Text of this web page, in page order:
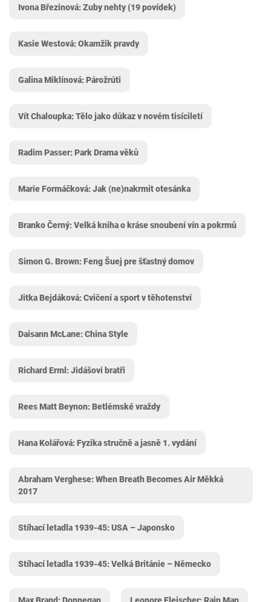
Ivona Březinová: Zuby nehty (19 povídek)
Kasie Westová: Okamžik pravdy
Galina Miklínová: Párožrúti
Vít Chaloupka: Tělo jako důkaz v novém tisíciletí
Radim Passer: Park Drama věků
Marie Formáčková: Jak (ne)nakrmit otesánka
Branko Černý: Velká kniha o kráse snoubení vín a pokrmů
Simon G. Brown: Feng Šuej pre šťastný domov
Jitka Bejdáková: Cvičení a sport v těhotenství
Daisann McLane: China Style
Richard Erml: Jidášovi bratři
Rees Matt Beynon: Betlémské vraždy
Hana Kolářová: Fyzika stručně a jasně 1. vydání
Abraham Verghese: When Breath Becomes Air Měkká
2017
Stíhací letadla 1939-45: USA – Japonsko
Stíhací letadla 1939-45: Velká Británie – Německo